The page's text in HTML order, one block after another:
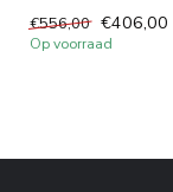
combinatie van stijl e...
€556,00 €406,00
Op voorraad